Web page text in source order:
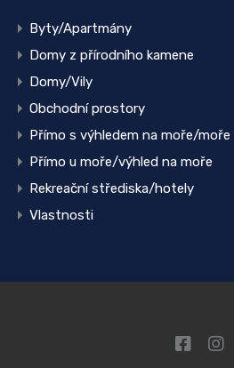
Byty/Apartmány
Domy z přírodního kamene
Domy/Vily
Obchodní prostory
Přímo s výhledem na moře/moře
Přímo u moře/výhled na moře
Rekreační střediska/hotely
Vlastnosti